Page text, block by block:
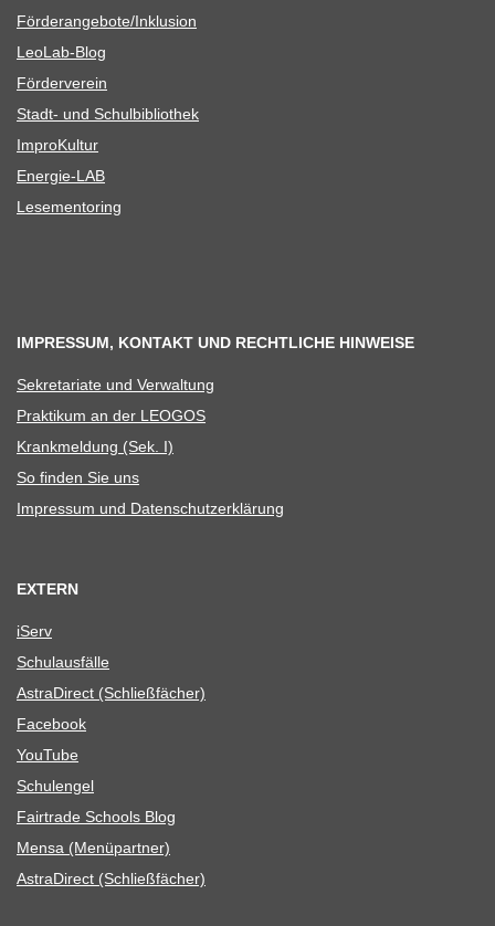
Förderangebote/​​Inklusion
Leo­Lab-Blog
För­der­ver­ein
Stadt- und Schulbibliothek
Impro­Kul­tur
Ener­­gie-LAB
Lese­men­to­ring
IMPRESSUM, KONTAKT UND RECHTLICHE HINWEISE
Sekre­ta­riate und Verwaltung
Prak­ti­kum an der LEOGOS
Krank­mel­dung (Sek. I)
So fin­den Sie uns
Impres­sum und Datenschutzerklärung
EXTERN
iServ
Schul­aus­fälle
Astra­Di­rect (Schließ­fä­cher)
Face­book
You­Tube
Schul­en­gel
Fair­trade Schools Blog
Mensa (Menü­part­ner)
Astra­Di­rect (Schließ­fä­cher)